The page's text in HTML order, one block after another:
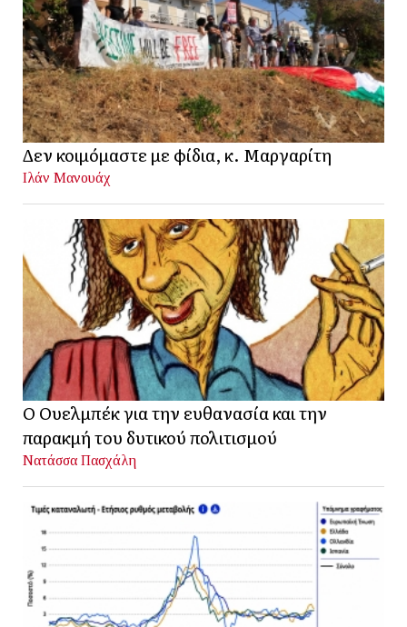
Δεν κοιμόμαστε με φίδια, κ. Μαργαρίτη
Ιλάν Μανουάχ
Ο Ουελμπέκ για την ευθανασία και την
παρακμή του δυτικού πολιτισμού
Νατάσσα Πασχάλη